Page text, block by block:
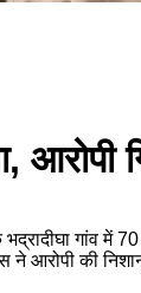
भद्रादीघा
आरोपी की